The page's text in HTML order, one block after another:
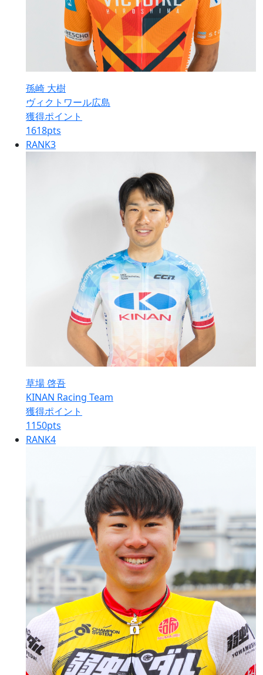
孫崎 大樹
ヴィクトワール広島
獲得ポイント
1618pts
RANK3
草場 啓吾
KINAN Racing Team
獲得ポイント
1150pts
RANK4